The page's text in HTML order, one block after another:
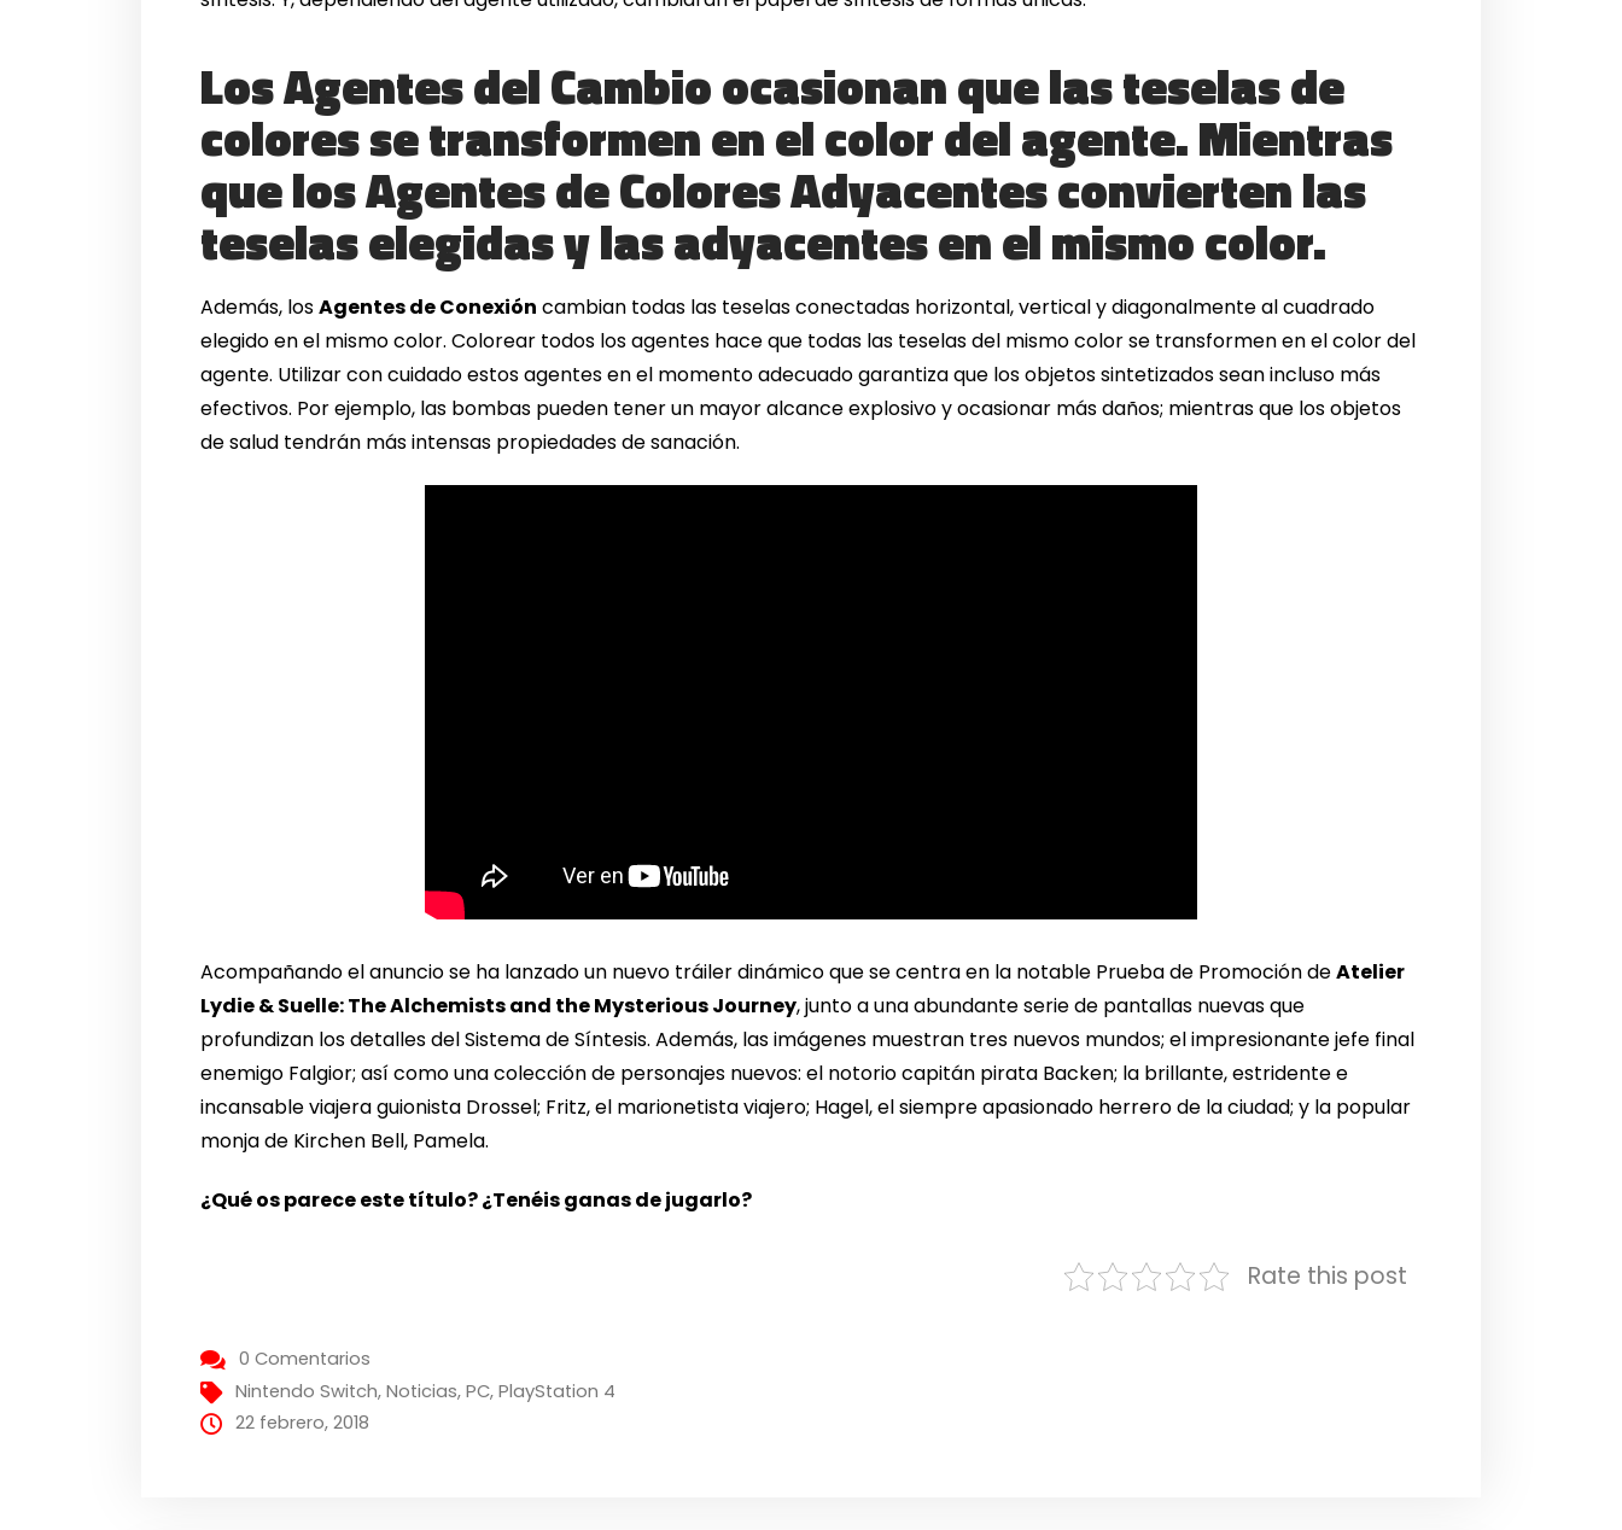
Los Agentes del Cambio ocasionan que las teselas de
colores se transformen en el color del agente. Mientras
que los Agentes de Colores Adyacentes convierten las
teselas elegidas y las adyacentes en el mismo color.
Además, losAgentes de Conexión cambian todas las teselas conectadas horizontal, vertical y diagonalmente al cuadrado
elegido en el mismo color. Colorear todos los agentes hace que todas las teselas del mismo color se transformen en el color del
agente. Utilizar con cuidado estos agentes en el momento adecuado garantiza que los objetos sintetizados sean incluso más
efectivos. Por ejemplo, las bombas pueden tener un mayor alcance explosivo y ocasionar más daños; mientras que los objetos
de salud tendrán más intensas propiedades de sanación.
Acompañando el anuncio se ha lanzado un nuevo tráiler dinámico que se centra en la notable Prueba de Promoción deAtelier
Lydie & Suelle: The Alchemists and the Mysterious Journey, junto a una abundante serie de pantallas nuevas que
profundizan los detalles del Sistema de Síntesis. Además, las imágenes muestran tres nuevos mundos; el impresionante jefe final
enemigo Falgior; así como una colección de personajes nuevos: el notorio capitán pirata Backen; la brillante, estridente e
incansable viajera guionista Drossel; Fritz, el marionetista viajero; Hagel, el siempre apasionado herrero de la ciudad; y la popular
monja de Kirchen Bell, Pamela.
¿Qué os parece este título? ¿Tenéis ganas de jugarlo?
Rate this post
0 Comentarios
Nintendo Switch,Noticias,PC,PlayStation 4
22 febrero, 2018